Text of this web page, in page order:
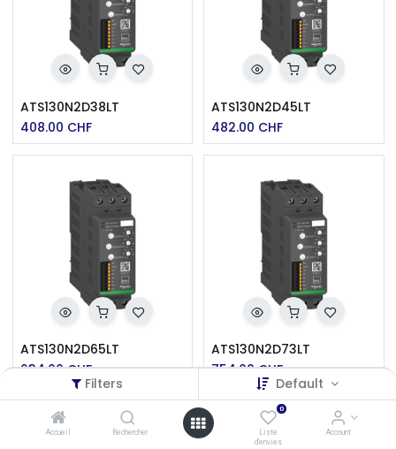
Filters Default
Accueil Rechercher
0
Liste
d'envies
Account
ATS130N2D38LT
408.00 CHF
ATS130N2D45LT
482.00 CHF
ATS130N2D65LT
634.00CHF
ATS130N2D73LT
754.00CHF